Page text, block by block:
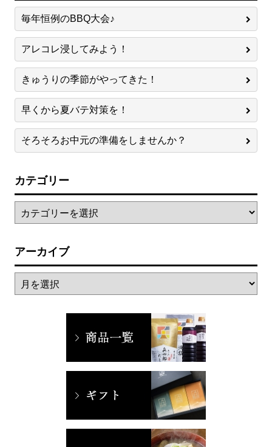
毎年恒例のBBQ大会♪
アレコレ浸してみよう！
きゅうりの季節がやってきた！
早くから夏バテ対策を！
そろそろお中元の準備をしませんか？
カテゴリー
アーカイブ